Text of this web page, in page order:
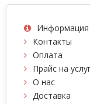
Информация
Контакты
Оплата
Прайс на
О нас
Доставка